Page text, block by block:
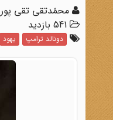
محمّدتقی تقی پور
دونالد ترامپ یهود